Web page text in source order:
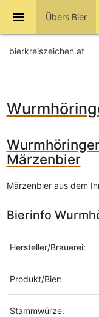
menu Übers Bier
bierkreiszeichen.at
Märzenbier
Märzenbier aus dem
Bierinfo
Hersteller/Brauerei:
Produkt/Bier:
Stammwürze: